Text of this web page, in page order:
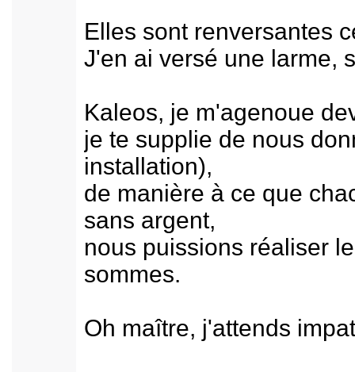
Elles sont renversantes
J'en ai versé une larme,
Kaleos, je m'agenoue
je te supplie de nous
installation),
de manière à ce que
sans argent,
nous puissions réaliser
sommes.
Oh maître, j'attends